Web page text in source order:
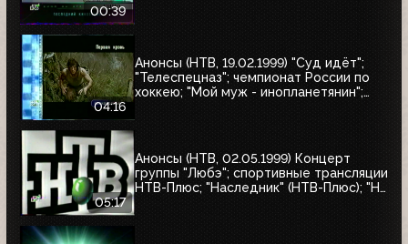
00:39
04:16
Анонсы (НТВ, 19.02.1999) "Суд идёт";
"Телеспецназ"; чемпионат России по
хоккею; "Мой муж - инопланетянин";
05:17
Анонсы (НТВ, 02.05.1999) Концерт
группы "Любэ"; спортивные трансляции
НТВ-Плюс; "Наследник" (НТВ-Плюс); "Не